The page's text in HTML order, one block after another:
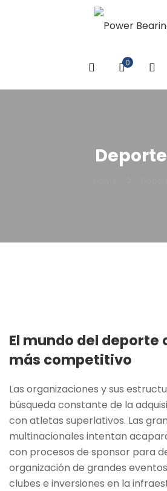
0
El mundo del deporte
más competitivo
Las organizaciones y sus
búsqueda constante de la
con atletas superlativos. Las
multinacionales intentan
con procesos de sponsor para
organización de grandes
clubes e inversiones en la